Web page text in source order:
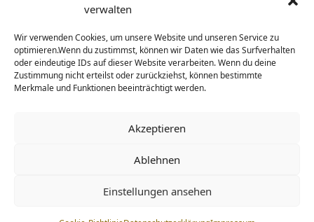
verwalten
Wir verwenden Cookies, um unsere Website und unseren Service zu
optimieren.Wenn du zustimmst, können wir Daten wie das Surfverhalten
oder eindeutige IDs auf dieser Website verarbeiten. Wenn du deine
Zustimmung nicht erteilst oder zurückziehst, können bestimmte
Merkmale und Funktionen beeinträchtigt werden.
Akzeptieren
Ablehnen
Einstellungen ansehen
www.cohowe.de